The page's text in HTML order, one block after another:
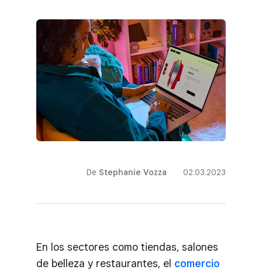
De Stephanie Vozza 02.03.2023
En los sectores como tiendas, salones
de belleza y restaurantes, el comercio